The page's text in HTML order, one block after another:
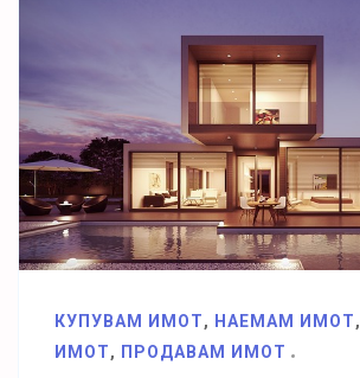
КУПУВАМ ИМОТ, НАЕМАМ ИМОТ,
ИМОТ, ПРОДАВАМ ИМОТ